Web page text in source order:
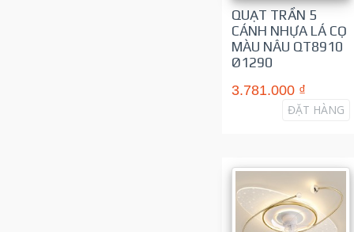
QUẠT TRẦN 5
CÁNH NHỰA LÁ CỌ
MÀU NÂU QT8910
Ø1290
3.781.000 ₫
ĐẶT HÀNG